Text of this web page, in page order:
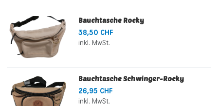
Bauchtasche Rocky
38,50 CHF
inkl. MwSt.
Bauchtasche Schwinger-Rocky
26,95 CHF
inkl. MwSt.